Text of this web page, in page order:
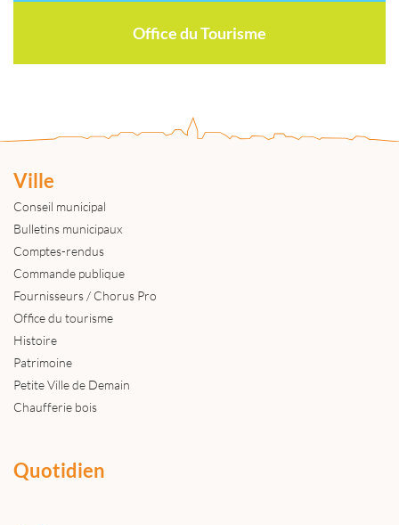
Office du Tourisme
Ville
Conseil municipal
Bulletins municipaux
Comptes-rendus
Commande publique
Fournisseurs / Chorus Pro
Office du tourisme
Histoire
Patrimoine
Petite Ville de Demain
Chaufferie bois
Quotidien